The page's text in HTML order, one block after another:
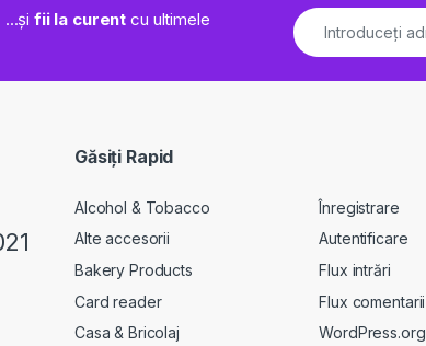
...șifii la curent cu ultimele
Găsiți Rapid
Alcohol & Tobacco
Alte accesorii
Bakery Products
Card reader
Casa & Bricolaj
Înregistrare
Autentificare
Flux intrări
Flux comentarii
WordPress.org